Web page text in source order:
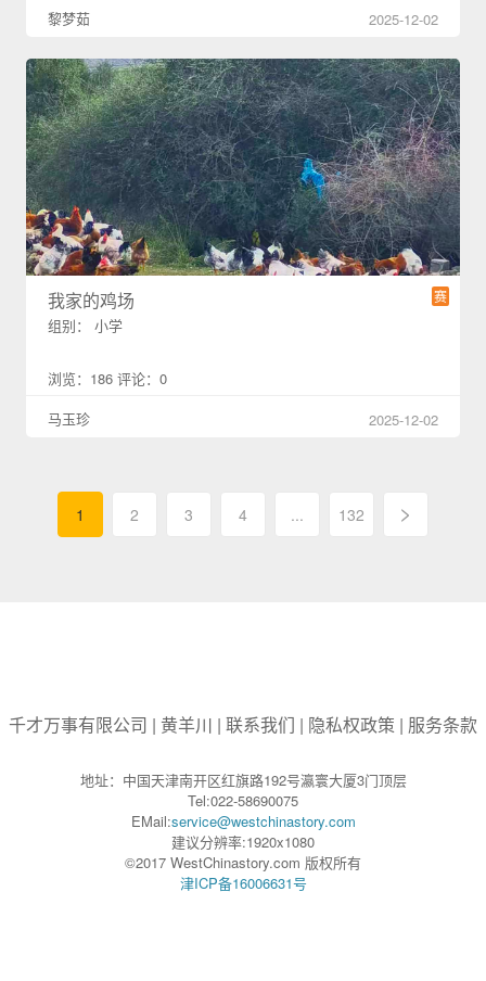
黎梦茹
2025-12-02
赛
我家的鸡场
组别： 小学
浏览：186 评论：0
马玉珍
2025-12-02
1 2 3 4 ... 132 >
千才万事有限公司 | 黄羊川 | 联系我们 | 隐私权政策 | 服务条款
地址：中国天津南开区红旗路192号瀛寰大厦3门顶层
Tel:022-58690075
EMail:service@westchinastory.com
建议分辨率:1920x1080
©2017 WestChinastory.com 版权所有
津ICP备16006631号